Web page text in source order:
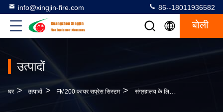
info@xingjin-fire.com 86--18011936582
बोली
उत्पादों
घर > उत्पादों > FM200 फायर सप्रेस सिस्टम > संग्रहालय के लिए प्रदूषण के बिना स्वचालित Fm200 आग दमन प्रणाली